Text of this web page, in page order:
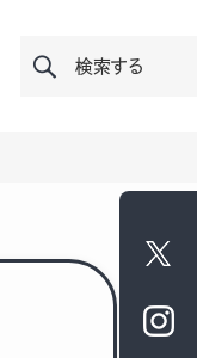
検索する